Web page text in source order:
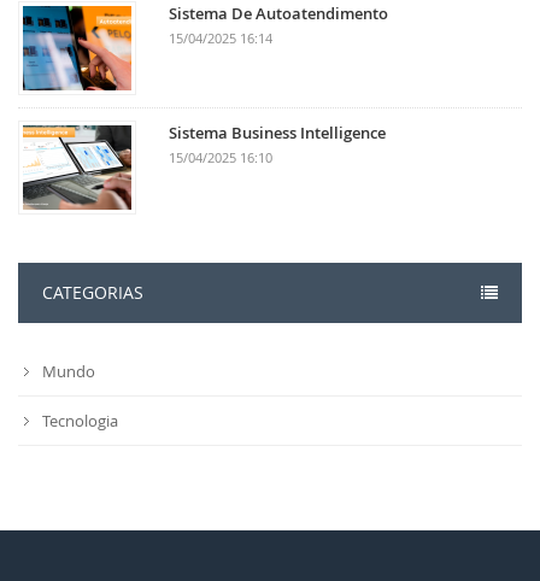
Sistema De Autoatendimento
15/04/2025 16:14
Sistema Business Intelligence
15/04/2025 16:10
CATEGORIAS
Mundo
Tecnologia